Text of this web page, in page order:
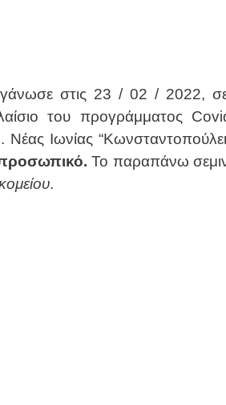
στις 23 / 02 / 2022,
του προγράμματος
Ιωνίας
Το παραπάνω
.